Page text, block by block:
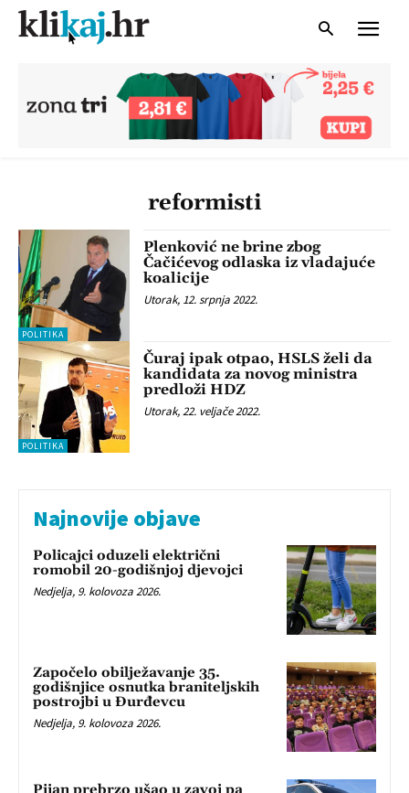
reformisti
POLITIKA
Plenković ne brine zbog
Čačićevog odlaska iz vladajuće
koalicije
Utorak, 12. srpnja 2022.
POLITIKA
Čuraj ipak otpao, HSLS želi da
kandidata za novog ministra
predloži HDZ
Utorak, 22. veljače 2022.
Najnovije objave
Policajci oduzeli električni
romobil 20-godišnjoj djevojci
Nedjelja, 9. kolovoza 2026.
Započelo obilježavanje 35.
godišnjice osnutka braniteljskih
postrojbi u Đurđevcu
Nedjelja, 9. kolovoza 2026.